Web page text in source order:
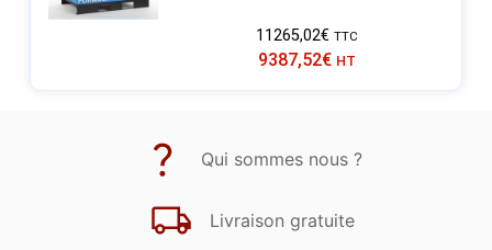
11265,02€ TTC
9387,52€ HT
Qui sommes nous ?
Livraison gratuite